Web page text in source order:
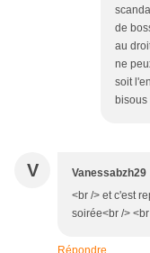
de
au
ne
soit
bisous
V Vanessabzh29
<br /> et c'est
soirée<br />
Répondre